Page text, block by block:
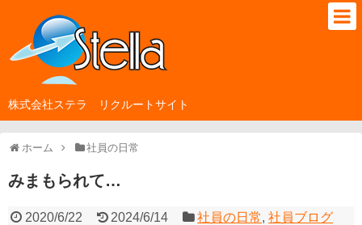
株式会社ステラ リクルートサイト
ホーム 社員の日常
みまもられて…
2020/6/22 2024/6/14 社員の日常,社員ブログ